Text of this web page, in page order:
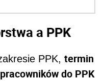
a PPK
PPK, termin
do PPK